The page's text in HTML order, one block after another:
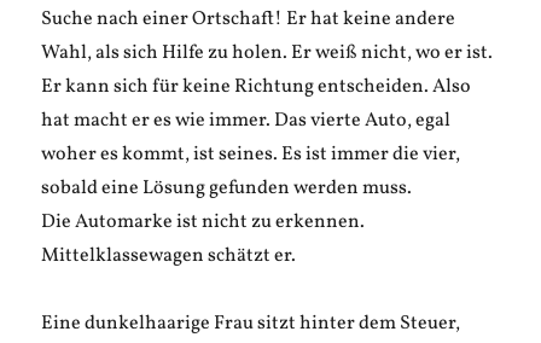
Suche nach einer Ortschaft! Er hat keine andere
Wahl, als sich Hilfe zu holen. Er weiß nicht, wo er ist.
Er kann sich für keine Richtung entscheiden. Also
hat macht er es wie immer. Das vierte Auto, egal
woher es kommt, ist seines. Es ist immer die vier,
sobald eine Lösung gefunden werden muss.
Die Automarke ist nicht zu erkennen.
Mittelklassewagen schätzt er.
Eine dunkelhaarige Frau sitzt hinter dem Steuer,